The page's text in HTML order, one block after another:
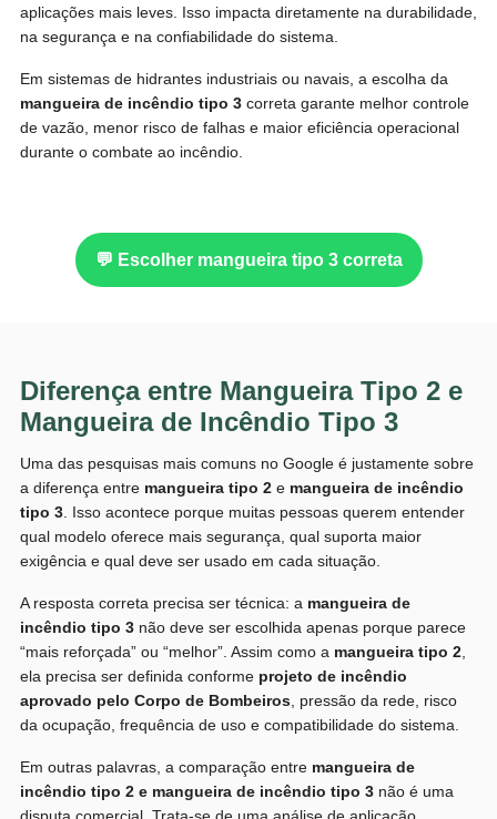
aplicações mais leves. Isso impacta diretamente na durabilidade,
na segurança e na confiabilidade do sistema.
Em sistemas de hidrantes industriais ou navais, a escolha da
mangueira de incêndio tipo 3correta garante melhor controle
de vazão, menor risco de falhas e maior eficiência operacional
durante o combate ao incêndio.
💬 Escolher mangueira tipo 3 correta
Diferença entre Mangueira Tipo 2 e
Mangueira de Incêndio Tipo 3
Uma das pesquisas mais comuns no Google é justamente sobre
a diferença entre mangueira tipo 2e mangueira de incêndio
tipo 3. Isso acontece porque muitas pessoas querem entender
qual modelo oferece mais segurança, qual suporta maior
exigência e qual deve ser usado em cada situação.
A resposta correta precisa ser técnica: a mangueira de
incêndio tipo 3não deve ser escolhida apenas porque parece
“mais reforçada” ou “melhor”. Assim como a mangueira tipo 2,
ela precisa ser definida conforme projeto de incêndio
aprovado pelo Corpo de Bombeiros, pressão da rede, risco
da ocupação, frequência de uso e compatibilidade do sistema.
Em outras palavras, a comparação entre mangueira de
incêndio tipo 2 e mangueira de incêndio tipo 3não é uma